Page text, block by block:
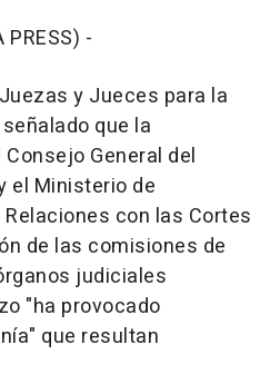
PRESS) -
y Jueces para la
que la
General del
el Ministerio de
con las Cortes
de las comisiones de
judiciales
"ha provocado
que resultan